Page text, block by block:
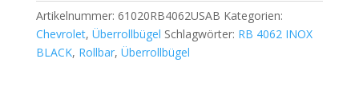
Artikelnummer: 61020RB4062USAB Kategorien:
Chevrolet, Überrollbügel Schlagwörter: RB 4062 INOX
BLACK, Rollbar, Überrollbügel